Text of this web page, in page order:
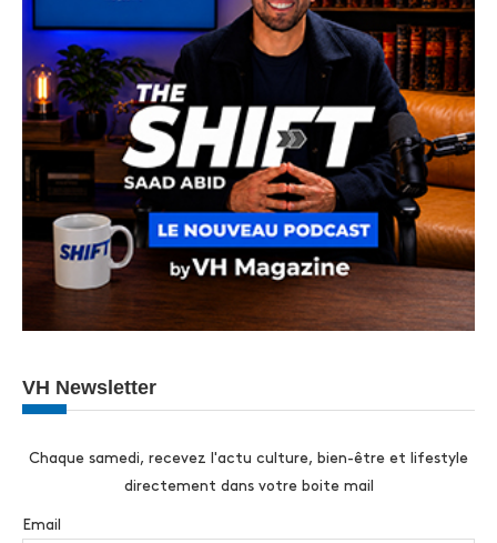
VH Newsletter
Chaque samedi, recevez l'actu culture, bien-être et lifestyle
directement dans votre boite mail
Email